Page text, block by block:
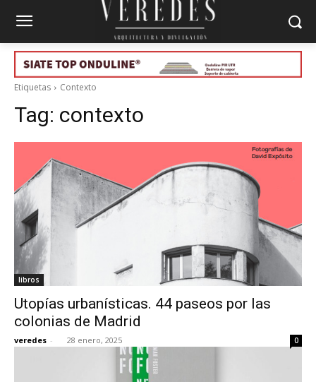
Etiquetas Contexto
Tag: contexto
libros
Utopías urbanísticas. 44 paseos por las
colonias de Madrid
veredes - 28 enero, 2025 0